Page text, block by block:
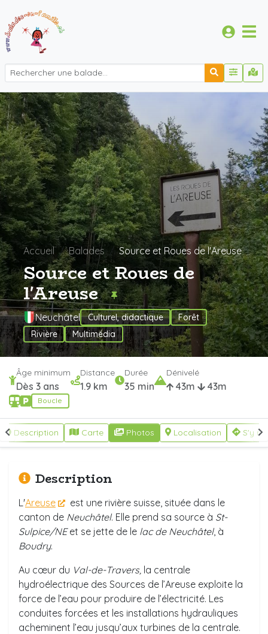
Accueil Balades Source et Roues de l'Areuse
Source et Roues de
l'Areuse
Neuchâtel Culturel, didactique
Forêt
Rivière
Multimédia
Âge minimum
Dès 3 ans
Distance
1.9 km
Durée
35 min
Dénivelé
43m 43m
Boucle
Description Carte Photos Localisation S'y
Description
L'Areuse
est une rivière suisse, située dans le
canton de Neuchâtel. Elle prend sa source à St-
Sulpice/NEet se jette de le lac de Neuchâtel, à
Boudry.
Au cœur du Val-de-Travers, la centrale
hydroélectrique des Sources de l’Areuse exploite la
force de l’eau pour produire de l’électricité. Les
conduites forcées et les installations hydrauliques
acheminent l’eau jusqu’aux turbines de la centrale.